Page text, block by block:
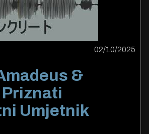
02/10/2025
&
Priznati
Umjetnik